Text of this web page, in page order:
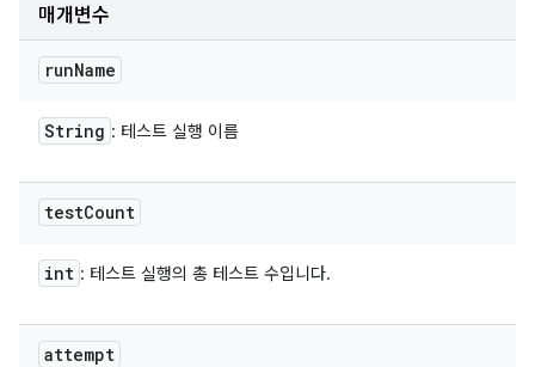
매개변수
runName
String : 테스트 실행 이름
testCount
int : 테스트 실행의 총 테스트 수입니다.
attempt